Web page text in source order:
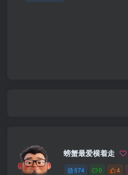
螃蟹最爱横着走
574 0 4